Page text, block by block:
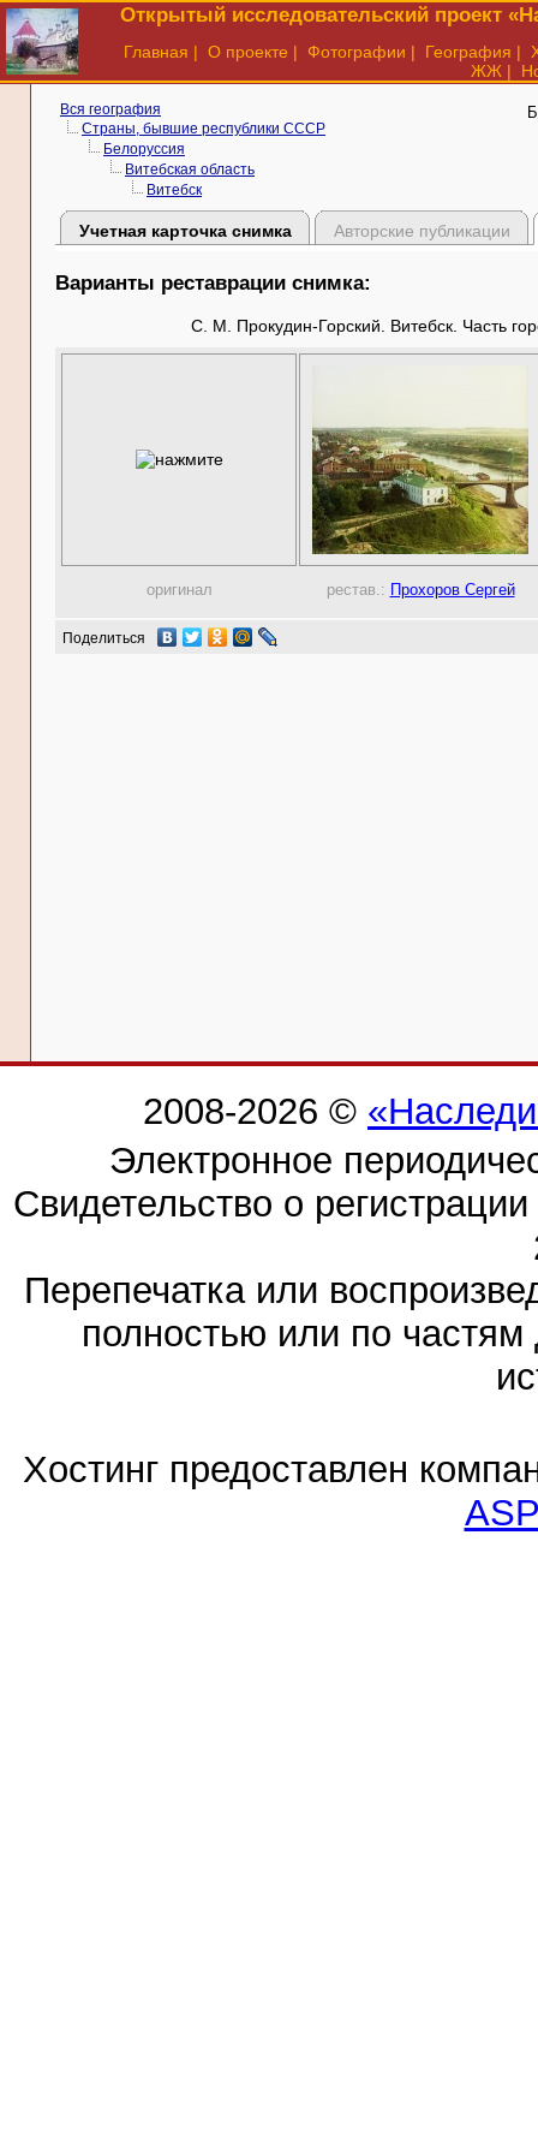
Открытый исследовательский проект
Главная | О проекте | Фотографии | География |
ЖЖ |
Вся география
Страны, бывшие республики СССР
Белоруссия
Витебская область
Витебск
Учетная карточка снимка Авторские публикации
Варианты реставрации снимка:
С. М. Прокудин-Горский. Витебск. Часть
оригинал рестав.: Прохоров Сергей
Поделиться
2008-2026 ©
Электронное
Свидетельство о
Перепечатка или
полностью или по частям
Хостинг предоставлен